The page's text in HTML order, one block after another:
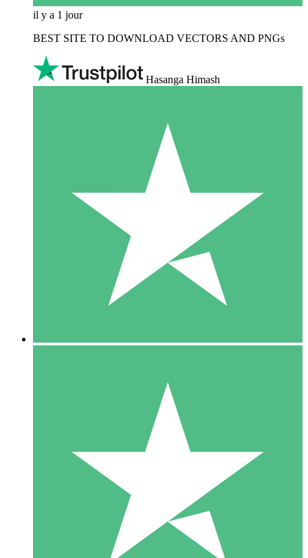
il y a 1 jour
BEST SITE TO DOWNLOAD VECTORS AND PNGs
Hasanga Himash